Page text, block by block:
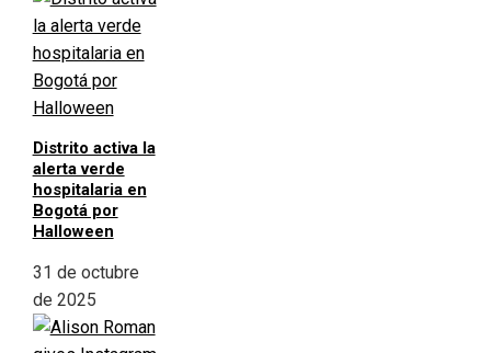
Distrito activa la
alerta verde
hospitalaria en
Bogotá por
Halloween
31 de octubre
de 2025